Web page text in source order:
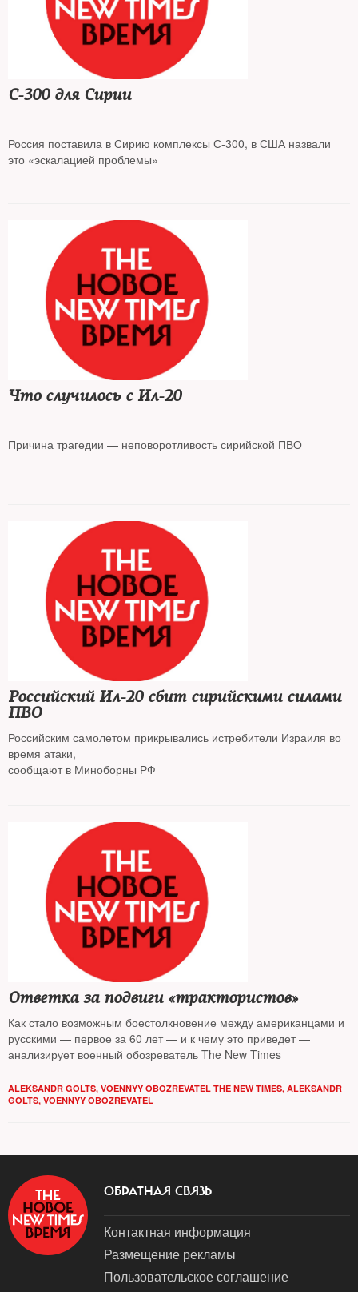
С-300 для Сирии
Россия поставила в Сирию комплексы С-300, в США назвали
это «эскалацией проблемы»
Что случилось с Ил-20
Причина трагедии — неповоротливость сирийской ПВО
Российский Ил-20 сбит сирийскими силами
ПВО
Российским самолетом прикрывались истребители Израиля во
время атаки,
сообщают в Миноборны РФ
Ответка за подвиги «трактористов»
Как стало возможным боестолкновение между американцами и
русскими — первое за 60 лет — и к чему это приведет —
анализирует военный обозреватель The New Times
ALEKSANDR GOLTS, VOENNYY OBOZREVATEL THE NEW TIMES, ALEKSANDR
GOLTS, VOENNYY OBOZREVATEL
ОБРАТНАЯ СВЯЗЬ
Контактная информация
Размещение рекламы
Пользовательское соглашение